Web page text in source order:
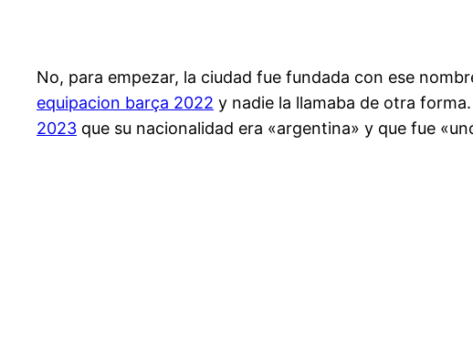
No, para empezar, la ciudad fue fundada con ese
equipacion barça 2022 y nadie la llamaba de otra
2023 que su nacionalidad era «argentina» y que fue